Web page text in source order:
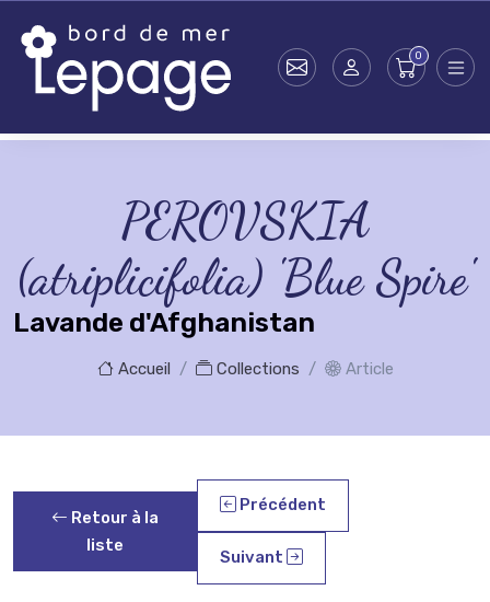
PEROVSKIA
(atriplicifolia) 'Blue Spire'
Lavande d'Afghanistan
Accueil Collections Article
Retour à la
liste
Précédent
Suivant